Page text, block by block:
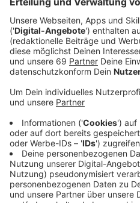
Anzeige
Die Weltkarte besteht aus
ist damit das größte Bild aus
von 23 verschiedenen
gemacht. Die Stiftung
aus einkommensschwachen
die Kinder auch an
teilhaben können, bezahlt
oder Kreativkurse. Mit
Stiftung Mitmachkinder
Dreifaltigkeitsgrundschule
Förderkinder der Stiftung.